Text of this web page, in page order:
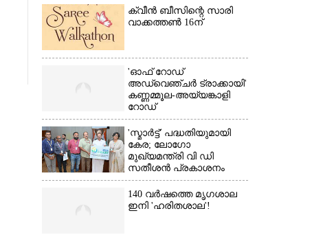
ക്വീൻ ബീസിന്റെ സാരി
വാക്കത്തൺ 16ന്
'ഓഫ് റോഡ്
അഡ്വെഞ്ചർ ട്രാക്കായി'
കണ്ണമ്മൂല-അയ്യങ്കാളി
റോഡ്
'സ്മാർട്ട്' പദ്ധതിയുമായി
കേര; ലോഗോ
മുഖ്യമന്ത്രി വി ഡി
സതീശൻ പ്രകാശനം
ചെയ്തു
140 വർഷത്തെ മൃഗശാല
ഇനി 'ഹരിതശാല'!
×